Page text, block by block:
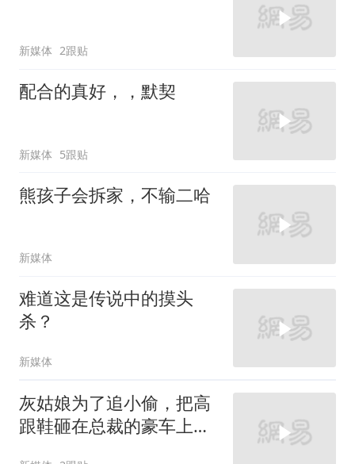
新媒体 2跟贴
配合的真好，，默契
新媒体 5跟贴
熊孩子会拆家，不输二哈
新媒体
难道这是传说中的摸头
杀？
新媒体
灰姑娘为了追小偷，把高
跟鞋砸在总裁的豪车上，